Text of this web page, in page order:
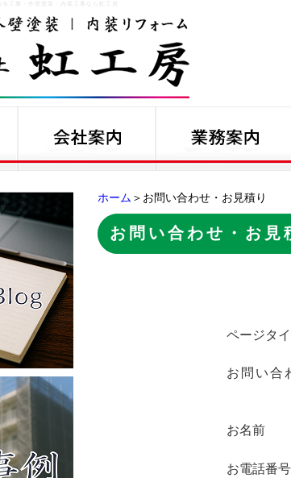
水工事・外壁塗装・内装工事なら虹工房
ホーム ＞お問い合わせ・お見積り
お問い合わせ・お見
ページタ
お問い合
お名前
お電話番号